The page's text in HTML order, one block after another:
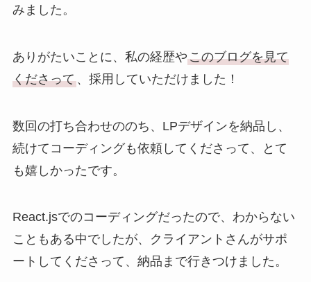
みました。
ありがたいことに、私の経歴やこのブログを見て
くださって、採用していただけました！
数回の打ち合わせののち、LPデザインを納品し、
続けてコーディングも依頼してくださって、とて
も嬉しかったです。
React.jsでのコーディングだったので、わからない
こともある中でしたが、クライアントさんがサポ
ートしてくださって、納品まで行きつけました。